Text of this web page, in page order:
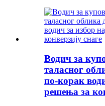
Водич за
таласног
по-корак
решења за